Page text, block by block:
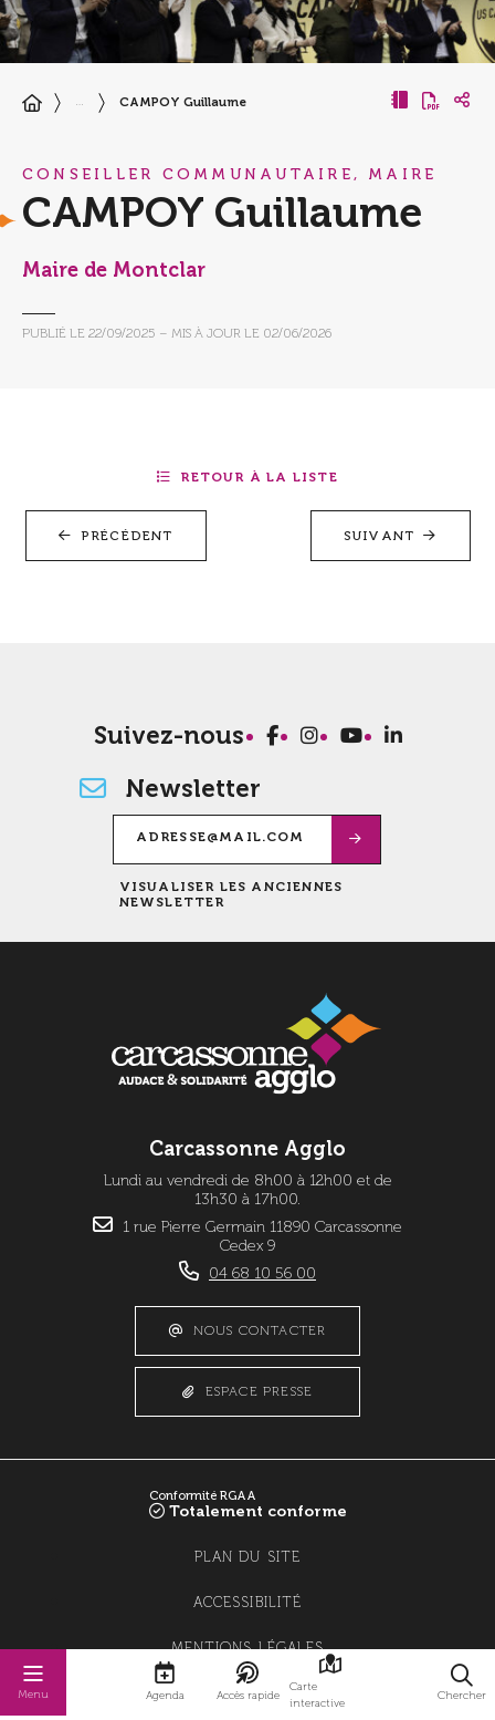
Menu Agenda Accès rapide
Carte
interactive
Chercher
… CAMPOY Guillaume
CONSEILLER COMMUNAUTAIRE, MAIRE
CAMPOY Guillaume
Maire de Montclar
PUBLIÉ LE 22/09/2025 – MIS À JOUR LE 02/06/2026
PRÉCÉDENT
RETOUR À LA LISTE
SUIVANT
Suivez-nous
Newsletter
VISUALISER LES ANCIENNES
NEWSLETTER
Carcassonne Agglo
Lundi au vendredi de 8h00 à 12h00 et de
13h30 à 17h00.
1 rue Pierre Germain 11890 Carcassonne
Cedex 9
04 68 10 56 00
NOUS CONTACTER
ESPACE PRESSE
Conformité RGAA
Totalement conforme
PLAN DU SITE
ACCESSIBILITÉ
MENTIONS LÉGALES
POLITIQUE DE CONFIDENTIALITÉ